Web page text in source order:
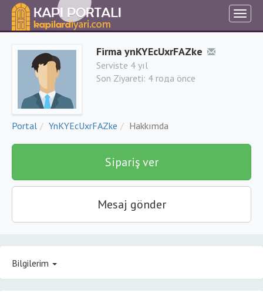
Firma ynKYEcUxrFAZke
Serviste 4 yıl
Son Ziyareti: 4 года önce
Portal YnKYEcUxrFAZke Hakkımda
Sipariş ver
Mesaj gönder
Bilgilerim